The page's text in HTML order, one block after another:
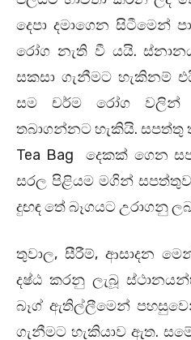
දෙපා දමාගෙන සිටීමෙන්
රෝග නැති වී යයි.
සකසා ගැනීමට හැකිනම්
සම චර්ම රෝග වලින්
තබාගන්නට හැකියි. සපත්තු
Tea Bag දෙකක් ගෙන
සරල පිළියම මගින්
දුඟඳ තේ බෑගයට උරාගනු
තුවාල, සීරීම්, ආසාදන
දෂ්ඨ කරනු ලැබූ
බෑග් ඇතිල්ලීමෙන්
ගැනීමට හැකියාව ඇත.